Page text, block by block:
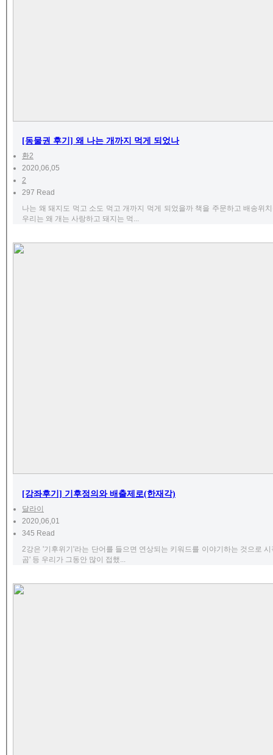
[동물권 후기] 왜 나는 개까지 먹게 되었나
환2
2020,06,05
2
297 Read
나는 왜 돼지도 먹고 소도 먹고 개까지 먹게 되었을까 책을 주문하고 배송위
우리는 왜 개는 사랑하고 돼지는 먹...
[강좌후기] 기후정의와 배출제로(한재각)
달라이
2020,06,01
345 Read
2강은 '기후위기'라는 단어를 들으면 연상되는 키워드를 이야기하는 것으로
곰' 등 우리가 그동안 많이 접했...